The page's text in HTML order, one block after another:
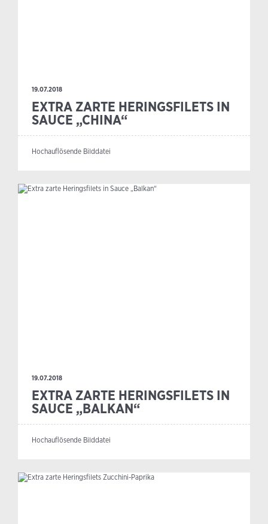
19.07.2018
EXTRA ZARTE HERINGSFILETS IN
SAUCE „CHINA“
Hochauflösende Bilddatei
19.07.2018
EXTRA ZARTE HERINGSFILETS IN
SAUCE „BALKAN“
Hochauflösende Bilddatei